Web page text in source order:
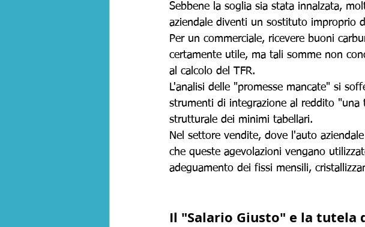
Sebbene la soglia sia stata innalzata,
aziendale diventi un sostituto improprio
Per un commerciale, ricevere buoni
certamente utile, ma tali somme non
al calcolo del TFR.
L'analisi delle "promesse mancate" si
strumenti di integrazione al reddito
strutturale dei minimi tabellari.
Nel settore vendite, dove l'auto
che queste agevolazioni vengano
adeguamento dei fissi mensili,
Il "Salario Giusto" e la